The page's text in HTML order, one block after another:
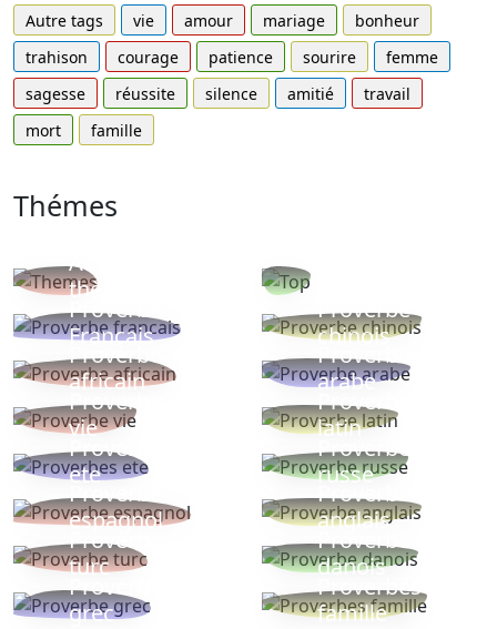
Autre tags vie amour mariage
bonheur
trahison
courage patience sourire
femme
sagesse
réussite silence amitié
travail
mort
famille
Thémes
Autres
thèmes
Proverbe
Français
Proverbe
chinois
Proverbe
africain
Proverbe
arabe
Proverbe
vie
Proverbe
latin
Proverbes
ete
Proverbe
russe
Proverbe
espagnol
Proverbe
anglais
Proverbe
turc
Proverbe
danois
Proverbe
grec
Proverbes
famille